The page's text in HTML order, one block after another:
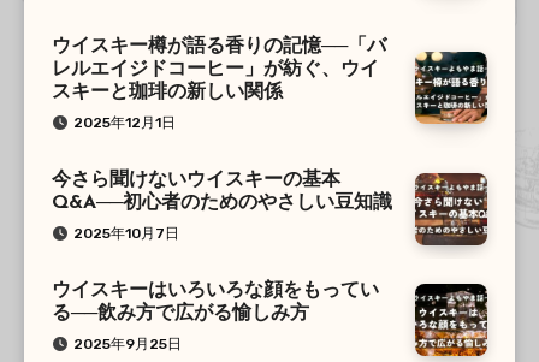
ウイスキー樽が語る香りの記憶──「バ
レルエイジドコーヒー」が紡ぐ、ウイ
スキーと珈琲の新しい関係
2025年12月1日
今さら聞けないウイスキーの基本
Q&A──初心者のためのやさしい豆知識
2025年10月7日
ウイスキーはいろいろな顔をもってい
る──飲み方で広がる愉しみ方
2025年9月25日